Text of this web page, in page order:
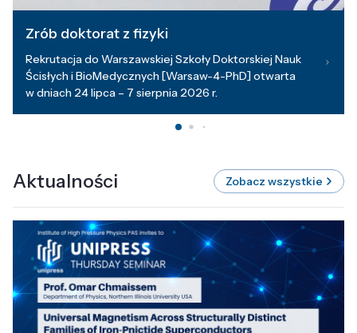
Zrób doktorat z fizyki
Rekrutacja do Warszawskiej Szkoły Doktorskiej Nauk
Ścisłych i BioMedycznych [Warsaw-4-PhD] otwarta
w dniach 24 lipca – 7 sierpnia 2026 r.
Aktualności Zobacz wszystkie